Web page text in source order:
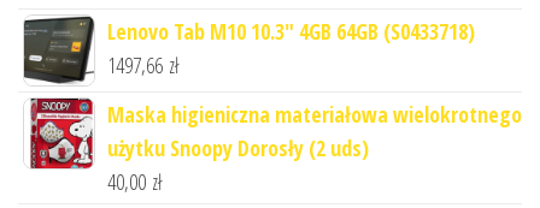
Lenovo Tab M10 10.3" 4GB 64GB (S0433718)
1497,66 zł
Maska higieniczna materiałowa wielokrotnego
użytku Snoopy Dorosły (2 uds)
40,00 zł